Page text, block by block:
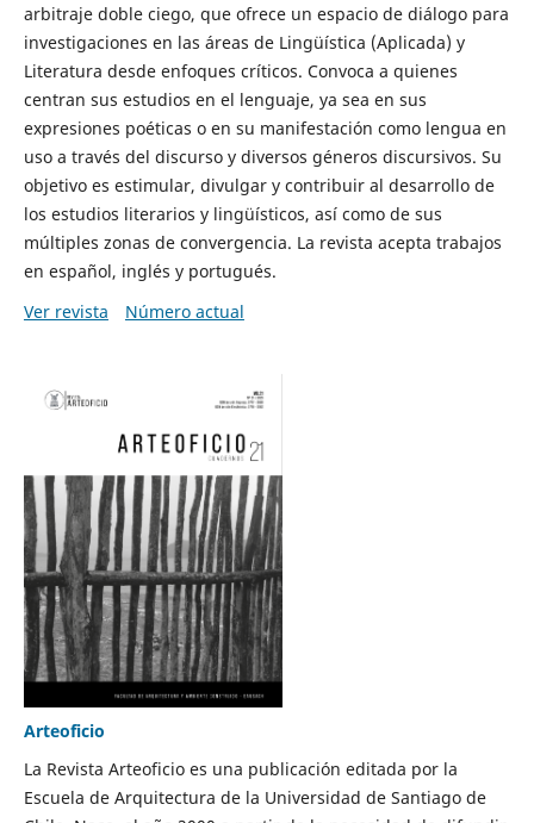
arbitraje doble ciego, que ofrece un espacio de diálogo para
investigaciones en las áreas de Lingüística (Aplicada) y
Literatura desde enfoques críticos. Convoca a quienes
centran sus estudios en el lenguaje, ya sea en sus
expresiones poéticas o en su manifestación como lengua en
uso a través del discurso y diversos géneros discursivos. Su
objetivo es estimular, divulgar y contribuir al desarrollo de
los estudios literarios y lingüísticos, así como de sus
múltiples zonas de convergencia. La revista acepta trabajos
en español, inglés y portugués.
Ver revista
Número actual
Arteoficio
La Revista Arteoficio es una publicación editada por la
Escuela de Arquitectura de la Universidad de Santiago de